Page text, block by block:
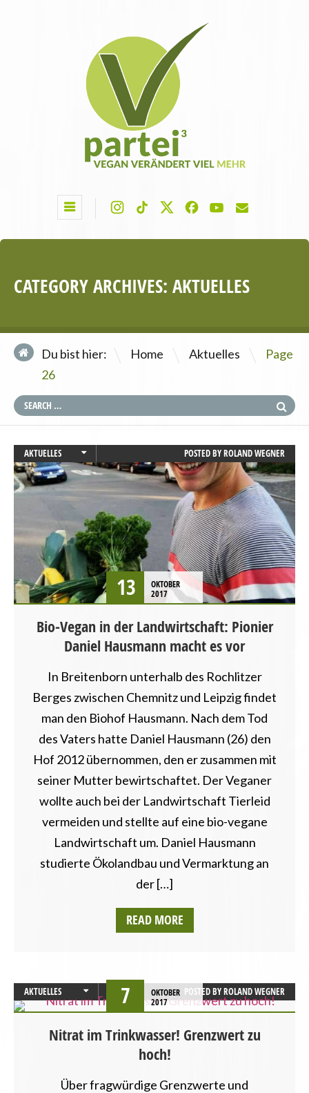
CATEGORY ARCHIVES: AKTUELLES
Du bist hier: Home \ Aktuelles \
Page
26
AKTUELLES
LANDWIRTSCHAFT
SACHSEN
POSTED BYROLAND WEGNER
13
OKTOBER
2017
Bio-Vegan in der Landwirtschaft: Pionier
Daniel Hausmann macht es vor
In Breitenborn unterhalb des Rochlitzer
Berges zwischen Chemnitz und Leipzig findet
man den Biohof Hausmann. Nach dem Tod
des Vaters hatte Daniel Hausmann (26) den
Hof 2012 übernommen, den er zusammen mit
seiner Mutter bewirtschaftet. Der Veganer
wollte auch bei der Landwirtschaft Tierleid
vermeiden und stellte auf eine bio-vegane
Landwirtschaft um. Daniel Hausmann
studierte Ökolandbau und Vermarktung an
der […]
READ MORE
AKTUELLES
LANDESVERBÄNDE
POSTED BYROLAND WEGNER
7
OKTOBER
2017
Nitrat im Trinkwasser! Grenzwert zu
hoch!
Über fragwürdige Grenzwerte und